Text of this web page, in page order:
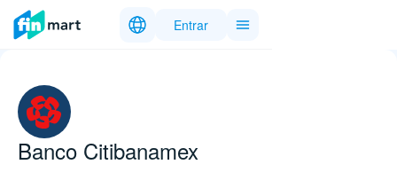
Entrar
Banco Citibanamex